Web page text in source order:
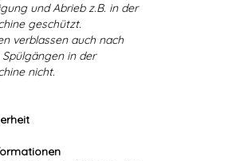
und Abrieb z.B. in der
geschützt.
verblassen auch nach
in der
nicht.